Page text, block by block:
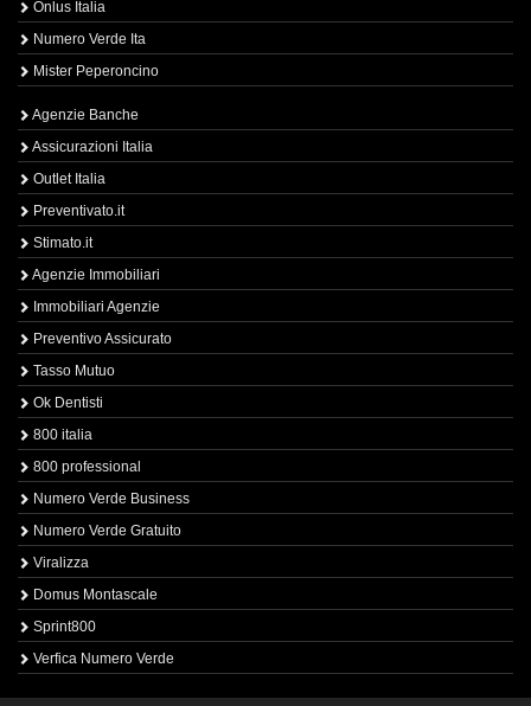
Onlus Italia
Numero Verde Ita
Mister Peperoncino
Agenzie Banche
Assicurazioni Italia
Outlet Italia
Preventivato.it
Stimato.it
Agenzie Immobiliari
Immobiliari Agenzie
Preventivo Assicurato
Tasso Mutuo
Ok Dentisti
800 italia
800 professional
Numero Verde Business
Numero Verde Gratuito
Viralizza
Domus Montascale
Sprint800
Verfica Numero Verde